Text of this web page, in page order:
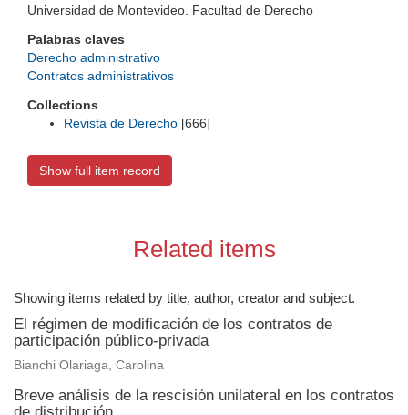
Universidad de Montevideo. Facultad de Derecho
Palabras claves
Derecho administrativo
Contratos administrativos
Collections
Revista de Derecho [666]
Show full item record
Related items
Showing items related by title, author, creator and subject.
El régimen de modificación de los contratos de
participación público-privada
Bianchi Olariaga, Carolina
Breve análisis de la rescisión unilateral en los contratos